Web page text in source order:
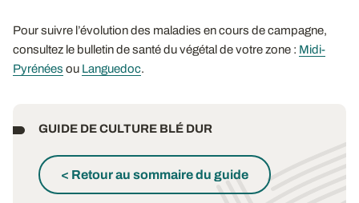
Pour suivre l’évolution des maladies en cours de campagne,
consultez le bulletin de santé du végétal de votre zone : Midi-
Pyrénées ou Languedoc.
GUIDE DE CULTURE BLÉ DUR
< Retour au sommaire du guide